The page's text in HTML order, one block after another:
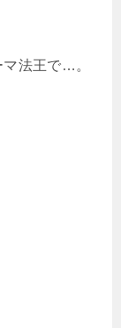
法王で…。